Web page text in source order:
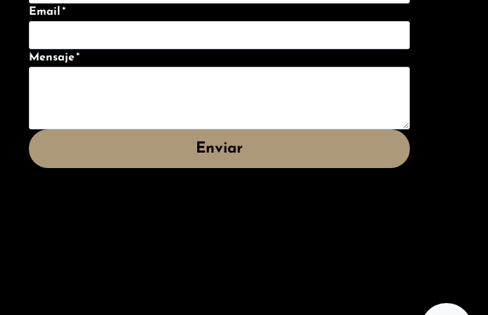
Email *
Mensaje*
Enviar